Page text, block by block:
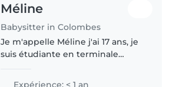
Méline
Babysitter in Colombes
Je m'appelle Méline j'ai 17 ans, je
suis étudiante en terminale
comme une fille dynamique qui
Expérience: < 1 an